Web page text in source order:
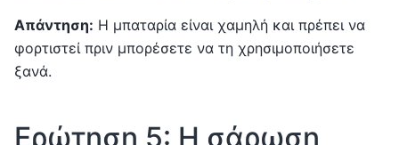
Απάντηση: Η μπαταρία είναι χαμηλή και πρέπει να
φορτιστεί πριν μπορέσετε να τη χρησιμοποιήσετε
ξανά.
Ερώτηση 5: Η σάρωση